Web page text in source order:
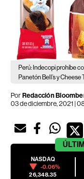
Perú: Indecopi prohíbe
Panetón Bell’s y Cheese
PorRedacción
03 de diciembre, 2021 |
NASDAQ
-0.06%
26,348.35